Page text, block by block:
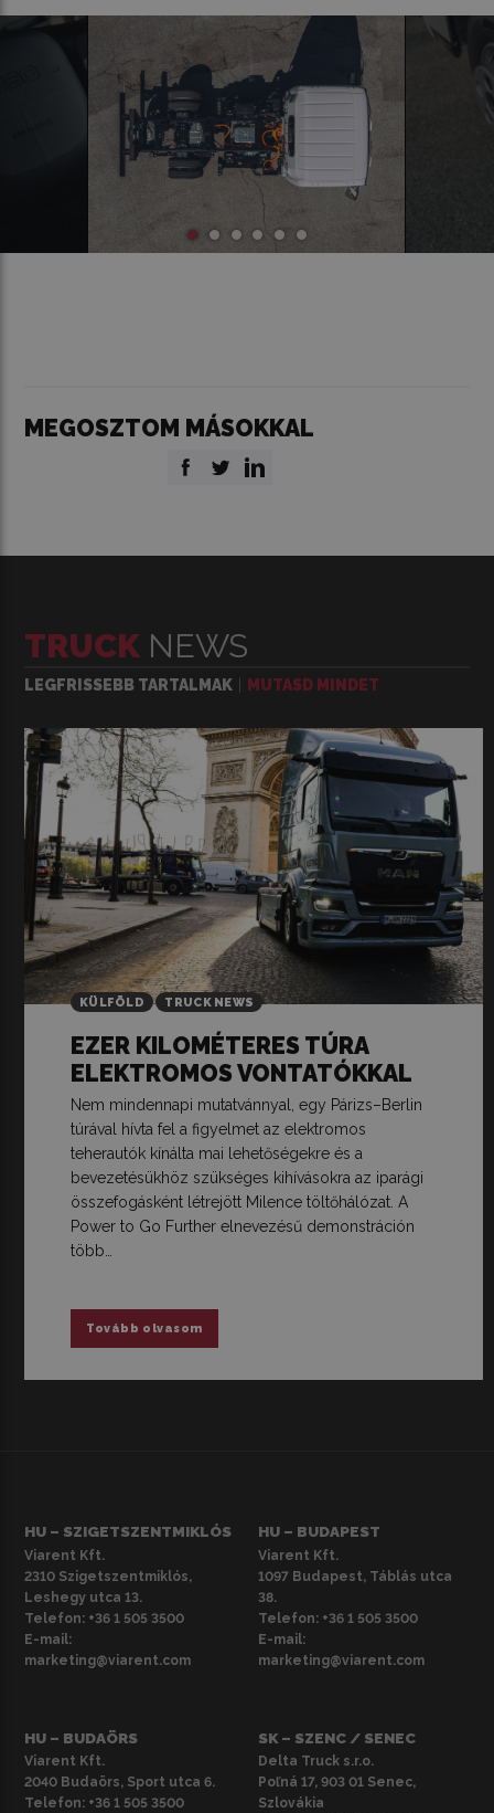
MEGOSZTOM MÁSOKKAL
TRUCK NEWS
LEGFRISSEBB TARTALMAK MUTASD MINDET
KÜLFÖLD TRUCK NEWS
EZER KILOMÉTERES TÚRA
ELEKTROMOS VONTATÓKKAL
Nem mindennapi mutatvánnyal, egy Párizs–Berlin
túrával hívta fel a figyelmet az elektromos
teherautók kínálta mai lehetőségekre és a
bevezetésükhöz szükséges kihívásokra az iparági
összefogásként létrejött Milence töltőhálózat. A
Power to Go Further elnevezésű demonstráción
több…
Tovább olvasom
HU – SZIGETSZENTMIKLÓS
Viarent Kft.
2310 Szigetszentmiklós,
Leshegy utca 13.
Telefon: +36 1 505 3500
E-mail:
marketing@viarent.com
HU – BUDAPEST
Viarent Kft.
1097 Budapest, Táblás utca
38.
Telefon: +36 1 505 3500
E-mail:
marketing@viarent.com
HU – BUDAÖRS
Viarent Kft.
2040 Budaörs, Sport utca 6.
Telefon: +36 1 505 3500
SK – SZENC / SENEC
Delta Truck s.r.o.
Poľná 17, 903 01 Senec,
Szlovákia